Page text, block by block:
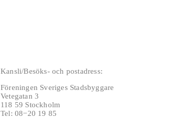
Kansli/Besöks- och postadress:
Föreningen Sveriges Stadsbyggare
Vetegatan 3
118 59 Stockholm
Tel: 08−20 19 85